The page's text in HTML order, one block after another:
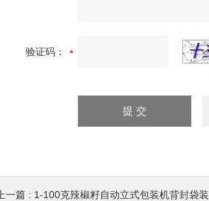
验证码：
上一篇 : 1-100克辣椒籽自动立式包装机背封袋装 包装设备